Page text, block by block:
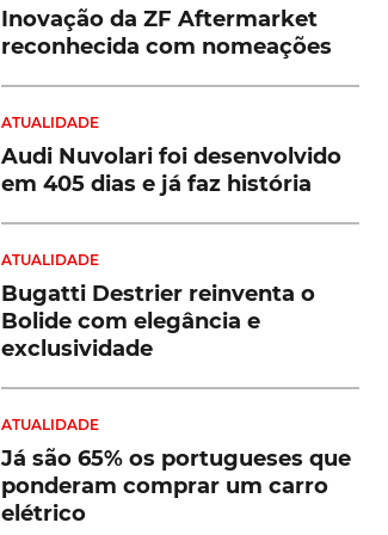
Inovação da ZF Aftermarket
reconhecida com nomeações
ATUALIDADE
Audi Nuvolari foi desenvolvido
em 405 dias e já faz história
ATUALIDADE
Bugatti Destrier reinventa o
Bolide com elegância e
exclusividade
ATUALIDADE
Já são 65% os portugueses que
ponderam comprar um carro
elétrico